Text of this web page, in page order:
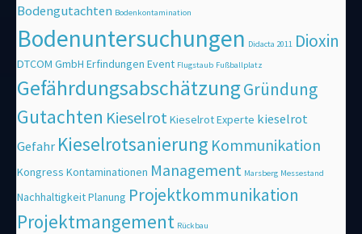
Bodengutachten Bodenkontamination
Bodenuntersuchungen Didacta 2011 Dioxin
DTCOM GmbH Erfindungen Event Flugstaub Fußballplatz
GefährdungsabschätzungGründung
Gutachten Kieselrot Kieselrot Experte kieselrot
Gefahr Kieselrotsanierung Kommunikation
Kongress Kontaminationen Management Marsberg Messestand
NachhaltigkeitPlanung Projektkommunikation
Projektmangement Rückbau